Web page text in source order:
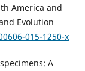
America and
Evolution
015-1250-x
A